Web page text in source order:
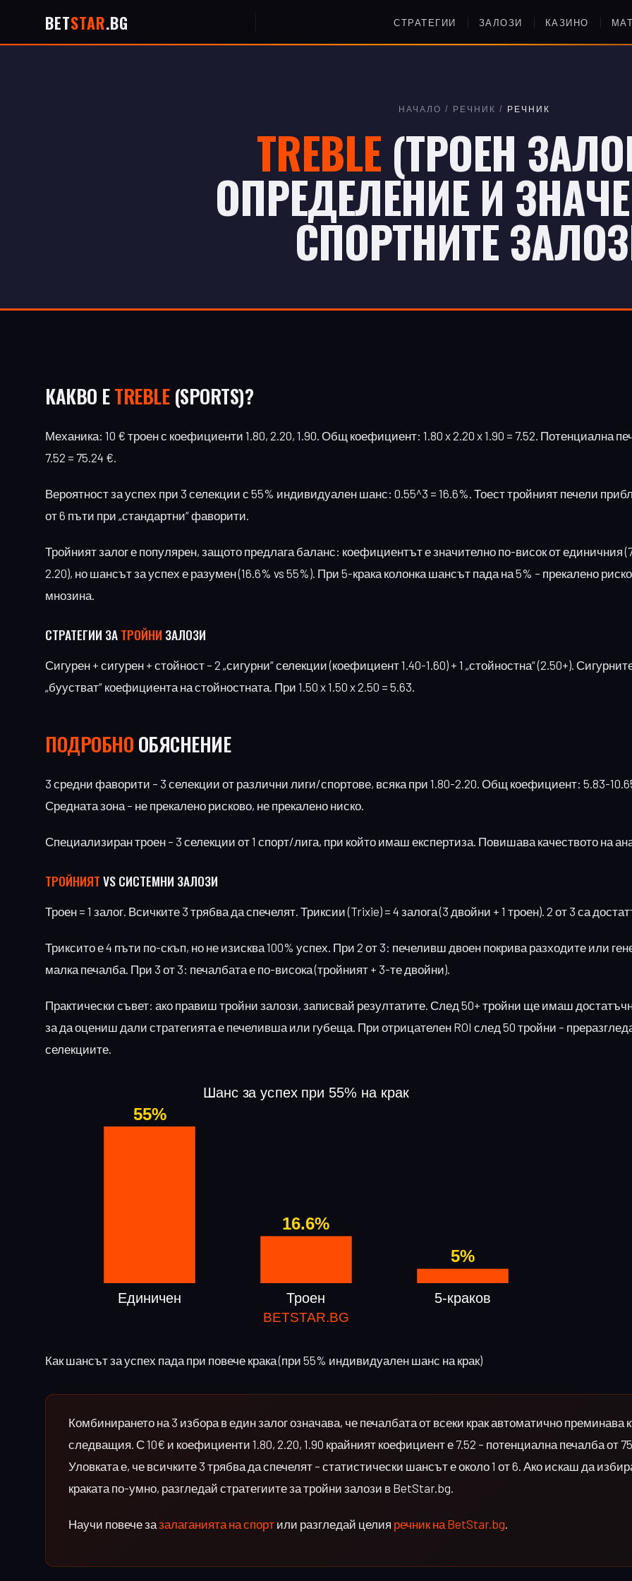
BETSTAR.BG СТРАТЕГИИ ЗАЛОЗИ КАЗИНО
НАЧАЛО / РЕЧНИК / РЕЧНИК
TREBLE (ТРОЕН
ОПРЕДЕЛЕНИЕ И
СПОРТНИТЕ
КАКВО ЕTREBLE(SPORTS)?
Механика: 10 € троен с коефициенти 1.80, 2.20, 1.90. Общ коефициент: 1.80 x 2.20 x 1.90 = 7.52. Потенциална
7.52 = 75.24 €.
Вероятност за успех при 3 селекции с 55% индивидуален шанс: 0.55^3 = 16.6%. Тоест тройният печели
от 6 пъти при „стандартни“ фаворити.
Тройният залог е популярен, защото предлага баланс: коефициентът е значително по-висок от единичния
2.20), но шансът за успех е разумен (16.6% vs 55%). При 5-крака колонка шансът пада на 5% – прекалено
мнозина.
СТРАТЕГИИ ЗАТРОЙНИ ЗАЛОЗИ
Сигурен + сигурен + стойност – 2 „сигурни“ селекции (коефициент 1.40-1.60) + 1 „стойностна“ (2.50+).
„буустват“ коефициента на стойностната. При 1.50 x 1.50 x 2.50 = 5.63.
ПОДРОБНО ОБЯСНЕНИЕ
3 средни фаворити – 3 селекции от различни лиги/спортове, всяка при 1.80-2.20. Общ коефициент: 5.83-
Средната зона – не прекалено рисково, не прекалено ниско.
Специализиран троен – 3 селекции от 1 спорт/лига, при който имаш експертиза. Повишава качеството на
ТРОЙНИЯТVS СИСТЕМНИ ЗАЛОЗИ
Троен = 1 залог. Всичките 3 трябва да спечелят. Триксии (Trixie) = 4 залога (3 двойни + 1 троен). 2 от 3 са
Триксито е 4 пъти по-скъп, но не изисква 100% успех. При 2 от 3: печеливш двоен покрива разходите или
малка печалба. При 3 от 3: печалбата е по-висока (тройният + 3-те двойни).
Практически съвет: ако правиш тройни залози, записвай резултатите. След 50+ тройни ще имаш
за да оцениш дали стратегията е печеливша или губеща. При отрицателен ROI след 50 тройни –
селекциите.
Как шансът за успех пада при повече крака (при 55% индивидуален шанс на крак)
Комбинирането на 3 избора в един залог означава, че печалбата от всеки крак автоматично преминава
следващия. С 10€ и коефициенти 1.80, 2.20, 1.90 крайният коефициент е 7.52 – потенциална печалба от
Уловката е, че всичките 3 трябва да спечелят – статистически шансът е около 1 от 6. Ако искаш да
краката по-умно, разгледай стратегиите за тройни залози в BetStar.bg.
Научи повече зазалаганията на спорт или разгледай целия речник на BetStar.bg.